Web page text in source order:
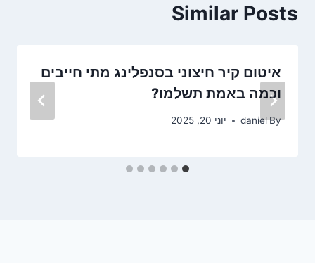
Similar Posts
איטום קיר חיצוני בסנפלינג מתי חייבים
וכמה באמת תשלמו?
By
daniel יוני 20, 2025